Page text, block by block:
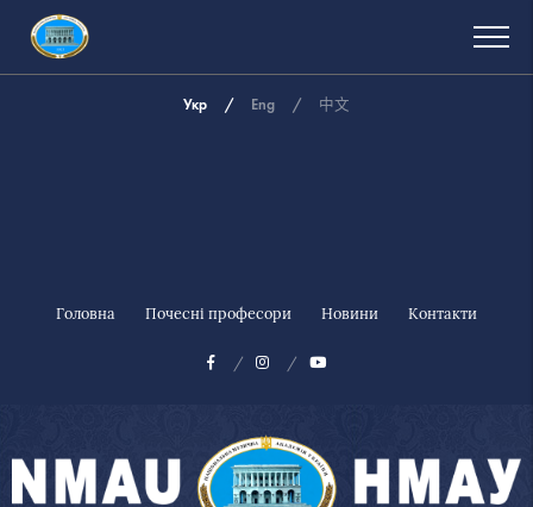
Укр Eng 中文
Головна Почесні професори Новини Контакти